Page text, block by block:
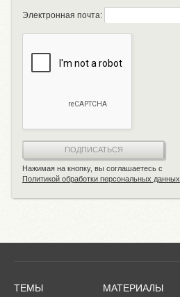
Электронная почта:
ПОДПИСАТЬСЯ
Нажимая на кнопку, вы соглашаетесь с
Политикой обработки персональных данных
ТЕМЫ МАТЕРИАЛЫ